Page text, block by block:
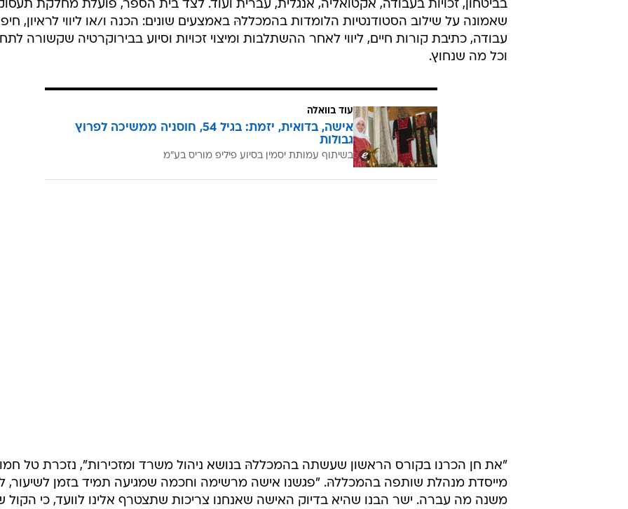
בביטחון, זכויות בעבודה, אקטואליה, אנגלית, עברית ועוד. לצד בית הספר, פועלת מחלקת
שאמונה על שילוב הסטודנטיות הלומדות בהמכללהּ באמצעים שונים: הכנה ו/או ליווי לראיון,
עבודה, כתיבת קורות חיים, ליווי לאחר ההשתלבות ומיצוי זכויות וסיוע בבירוקרטיה שקשורה
וכל מה שנחוץ.
עוד בוואלה
אישה, בדואית, יזמת: בגיל 54, חוסניה ממשיכה לפרוץ
גבולות
בשיתוף עמותת יסמין בסיוע פיליפ מוריס בע"מ
"את חן הכרנו בקורס הראשון שעשתה בהמכללהּ בנושא ניהול משרד ומזכירות", נזכרת טל
מייסדת מנהלת שותפה בהמכללהּ. "פגשנו אישה מרשימה וחכמה שמגיעה תמיד בזמן לשיעור,
משנה מה עברה. ישר הבנו שהיא בדיוק האישה שאנחנו צריכות שתצטרף אלינו לוועד, כי הקול